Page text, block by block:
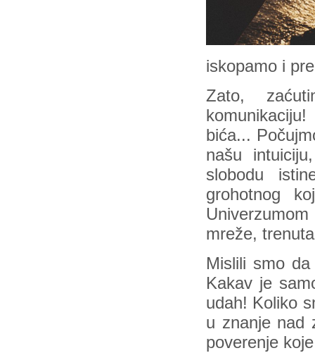
iskopamo i
Zato,
bića...
našu
slobodu
grohotnog
mreže,
Mislili smo
Kakav je
udah! Koliko
u znanje nad
poverenje